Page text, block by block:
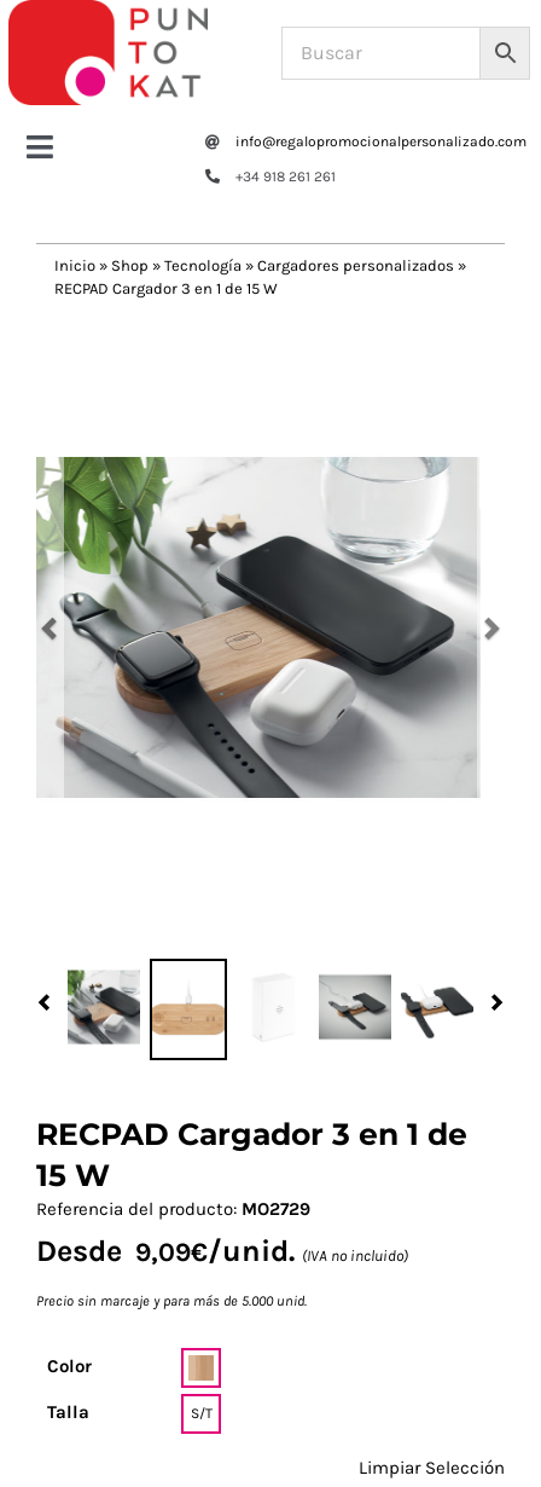
Saltar
contenido
Toggle
Tazas y botellas
Oficina
Escritura
Navidad 🎄 Invierno
Más Regalos
info@regalopromocionalpersonalizado.com
+34 918 261 261
Inicio » Shop » Tecnología » Cargadores personalizados »
RECPAD Cargador 3 en 1 de 15 W
Previous
RECPAD Cargador 3 en 1 de
15 W
Referencia del producto: MO2729
Desde 9,09€/unid. (IVA no incluido)
Precio sin marcaje y para más de 5.000 unid.
Color
Talla S/T
Limpiar Selección